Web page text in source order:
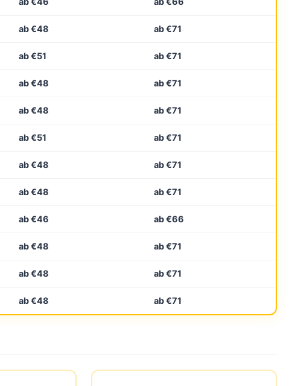
ab €48 ab €71
ab €51 ab €71
ab €48 ab €71
ab €48 ab €71
ab €51 ab €71
ab €48 ab €71
ab €48 ab €71
ab €46 ab €66
ab €48 ab €71
ab €48 ab €71
ab €48 ab €71